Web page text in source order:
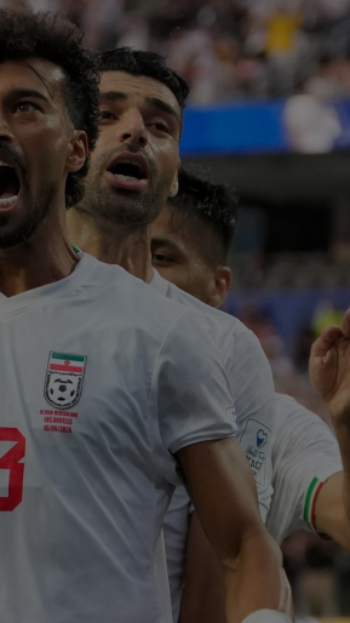
23:53
I-a lăsat ”mască”! Ce a
făcut Vinicius Junior, imediat după
negocierile cu Real...
23:52
EXCLUSIV
Ilie Dumitrescu a
numit cel mai bun atacant din SuperLiga
României
Surpriza din preliminariile
Champions League le-a rupt seria de
victorii...
MERCATO în Europa. Toate
transferurile verii sunt AICI! Mohamed